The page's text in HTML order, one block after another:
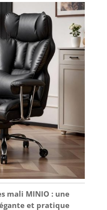
mali MINIO : une
et pratique